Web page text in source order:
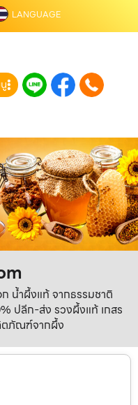
LANGUAGE
น้ำผึ้งแท้ จากธรรมชาติ
ปลีก-ส่ง รวงผึ้งแท้ เกสร
ตภัณฑ์จากผึ้ง